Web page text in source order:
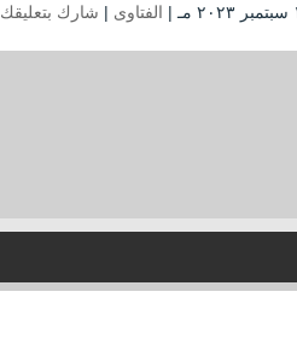
الفتاوى | شارك بتعليقك